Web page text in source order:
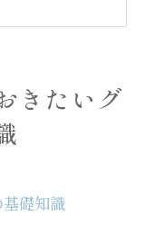
活のポイン
すべき基準
きたいグ
礎知識